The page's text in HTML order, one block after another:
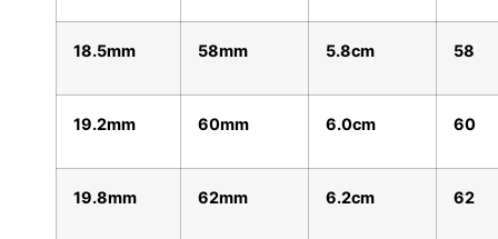
18.5mm 58mm 5.8cm 58
19.2mm 60mm 6.0cm 60
19.8mm 62mm 6.2cm 62